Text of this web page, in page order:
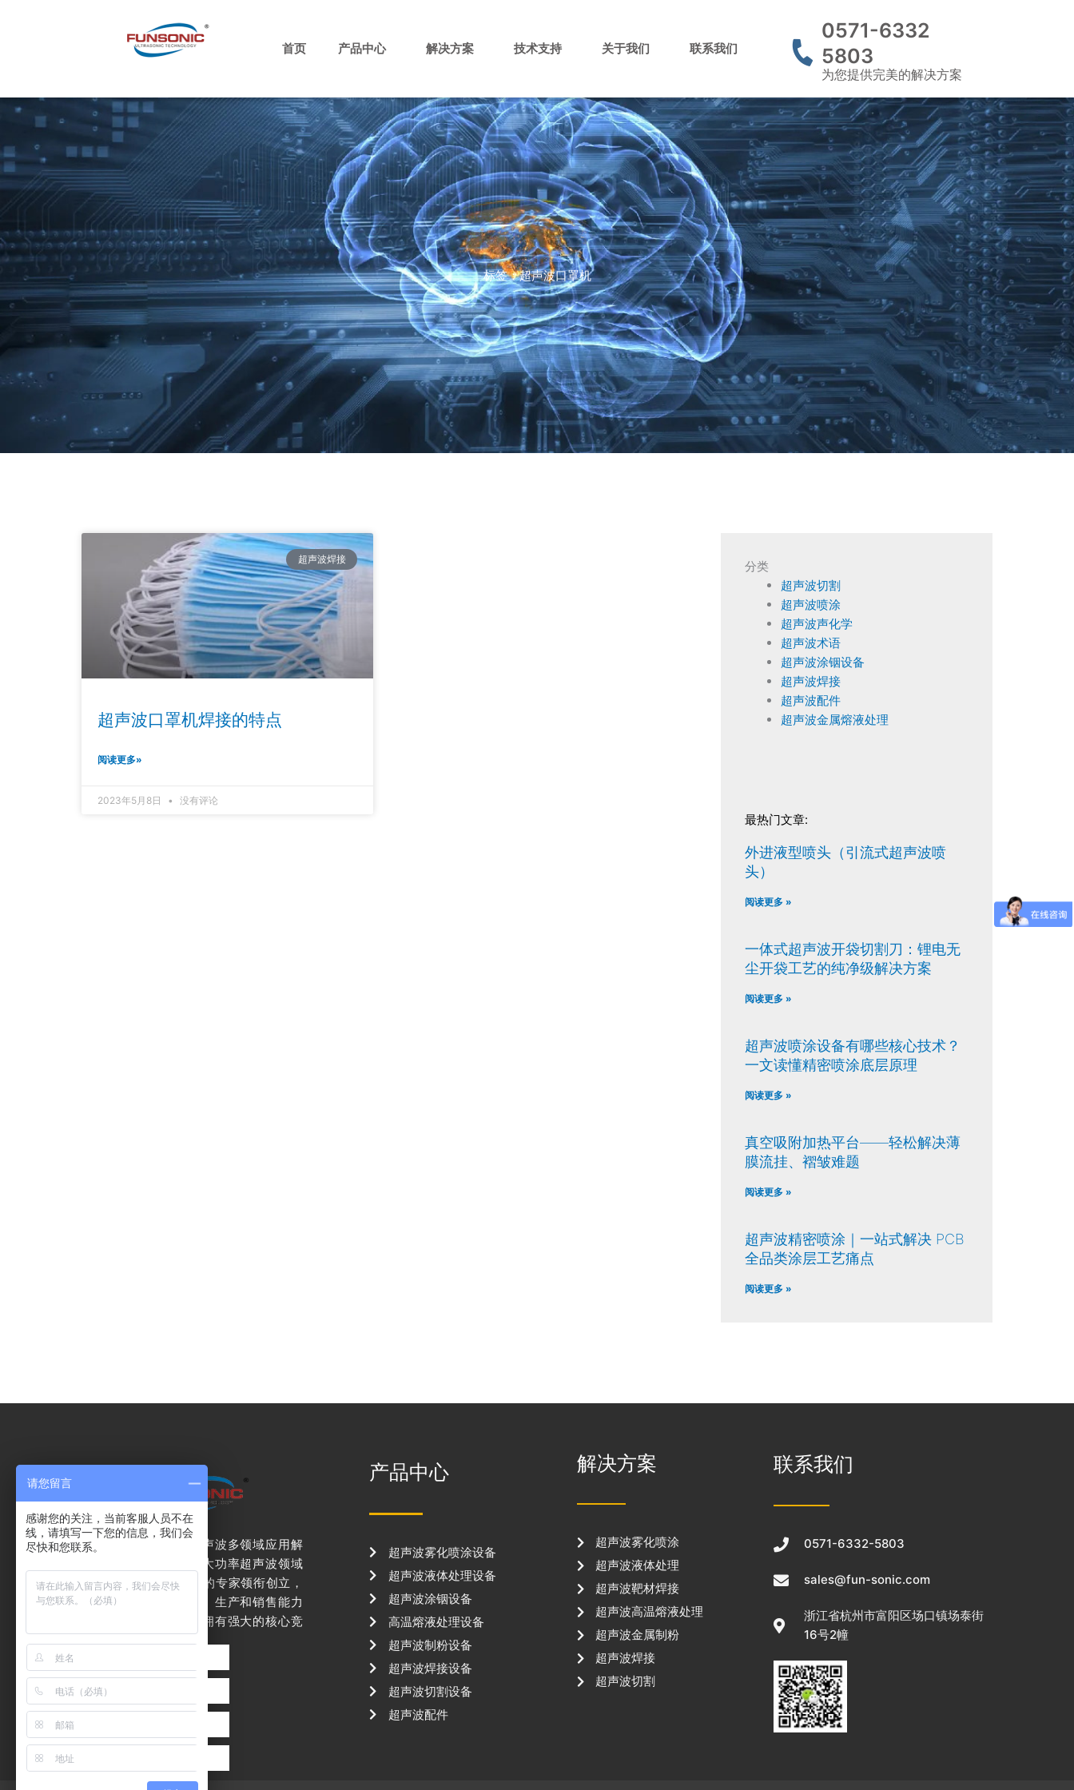
首页 产品中心 解决方案 技术支持 关于我们 联系我们
0571-6332
5803
为您提供完美的解决方案
标签：超声波口罩机
超声波焊接
超声波口罩机焊接的特点
阅读更多»
2023年5月8日 没有评论
分类
超声波切割
超声波喷涂
超声波声化学
超声波术语
超声波涂铟设备
超声波焊接
超声波配件
超声波金属熔液处理
最热门文章:
外进液型喷头（引流式超声波喷
头）
阅读更多 »
一体式超声波开袋切割刀：锂电无
尘开袋工艺的纯净级解决方案
阅读更多 »
超声波喷涂设备有哪些核心技术？
一文读懂精密喷涂底层原理
阅读更多 »
真空吸附加热平台——轻松解决薄
膜流挂、褶皱难题
阅读更多 »
超声波精密喷涂｜一站式解决 PCB
全品类涂层工艺痛点
阅读更多 »
杭州泛索能专注于超声波多领域应用解
。我们是由在大功率超声波领域
均超过10年实战经验的专家领衔创立，
是一家拥有自主研发、生产和销售能力
的专业生产商，产品拥有强大的核心竞
争力。
产品中心
超声波雾化喷涂设备
超声波液体处理设备
超声波涂铟设备
高温熔液处理设备
超声波制粉设备
超声波焊接设备
超声波切割设备
超声波配件
解决方案
超声波雾化喷涂
超声波液体处理
超声波靶材焊接
超声波高温熔液处理
超声波金属制粉
超声波焊接
超声波切割
联系我们
0571-6332-5803
sales@fun-sonic.com
浙江省杭州市富阳区场口镇场泰街
16号2幢
请您留言
感谢您的关注，当前客服人员不在
线，请填写一下您的信息，我们会
尽快和您联系。